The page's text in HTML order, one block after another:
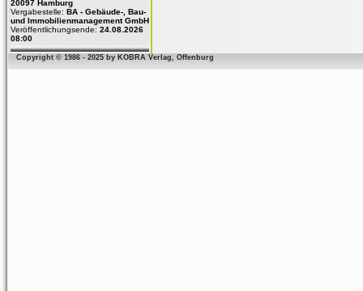
20097 Hamburg
Vergabestelle: BA - Gebäude-, Bau-
und Immobilienmanagement GmbH
Veröffentlichungsende: 24.08.2026
08:00
Copyright © 1986 - 2025 by KOBRA Verlag, Offenburg